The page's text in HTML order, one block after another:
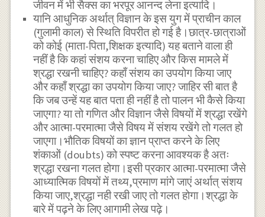
जीवन में भी सैक्स का भरपूर आनन्द लेना इत्यादि।
यानि आधुनिक अर्थात् विज्ञान के इस युग में प्राचीन काल
(गुलामी काल) से स्थिति विपरीत हो गई है।छात्र-छात्राओं
को कोई (माता-पिता,शिक्षक इत्यादि) यह बताने वाला ही
नहीं है कि कहां संशय करना चाहिए और किस मामले में
श्रद्धा रखनी चाहिए? कहाँ संशय का उपयोग किया जाए
और कहाँ श्रद्धा का उपयोग किया जाए? जाहिर सी बात है
कि जब उन्हें यह बात पता ही नहीं है तो पालन भी कैसे किया
जाएगा? या तो गणित और विज्ञान जैसे विषयों में श्रद्धा रखेंगे
और आत्मा-परमात्मा जैसे विषय में संशय रखेंगे तो गलत हो
जाएगा।भौतिक विषयों का ज्ञान प्राप्त करने के लिए
शंकाओं (doubts) को स्पष्ट करना आवश्यक है अतः
श्रद्धा रखना गलत होगा।इसी प्रकार आत्मा-परमात्मा जैसे
आध्यात्मिक विषयों में तथ्य,प्रमाण मांगे जाएं अर्थात् संशय
किया जाए,श्रद्धा नही रखी जाए तो गलत होगा।श्रद्धा के
बारे में पढ़ने के लिए आगामी लेख पढ़े।